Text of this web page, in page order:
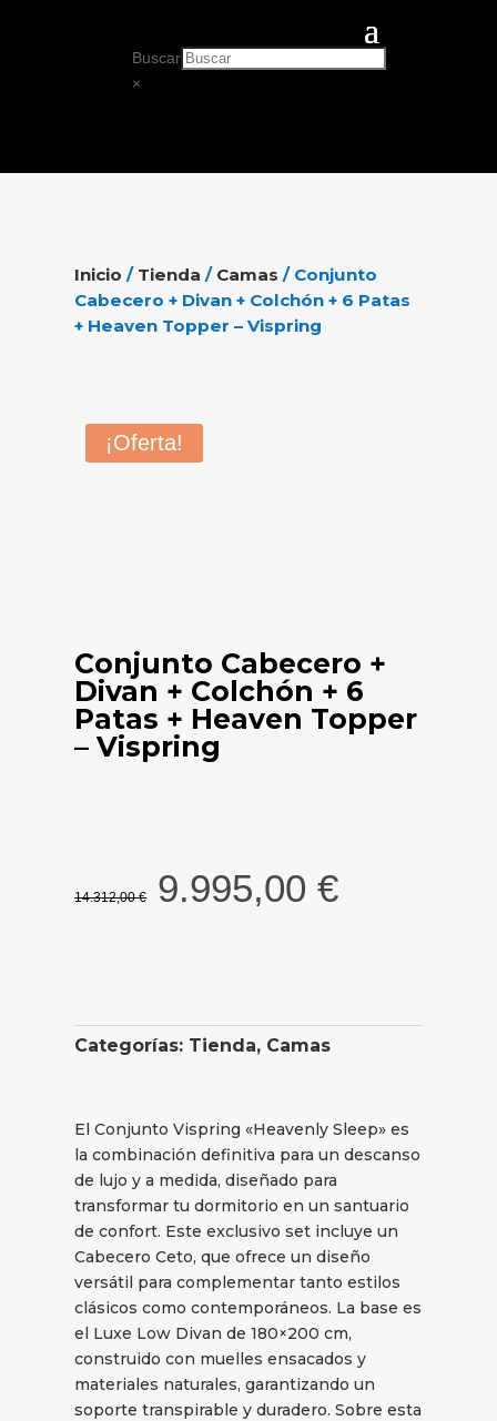
Buscar
×
Inicio / Tienda / Camas / Conjunto
Cabecero + Divan + Colchón + 6 Patas
+ Heaven Topper – Vispring
¡Oferta!
Conjunto Cabecero +
Divan + Colchón + 6
Patas + Heaven Topper
– Vispring
14.312,00€ El
precio
9.995,00€El
precio
Categorías: Tienda, Camas
El Conjunto Vispring «Heavenly Sleep» es
la combinación definitiva para un descanso
de lujo y a medida, diseñado para
transformar tu dormitorio en un santuario
de confort. Este exclusivo set incluye un
Cabecero Ceto, que ofrece un diseño
versátil para complementar tanto estilos
clásicos como contemporáneos. La base es
el Luxe Low Divan de 180×200 cm,
construido con muelles ensacados y
materiales naturales, garantizando un
soporte transpirable y duradero. Sobre esta